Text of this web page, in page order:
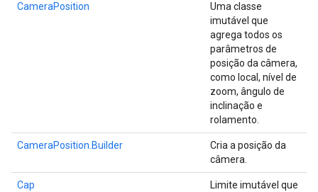
CameraPosition
Uma classe
imutável que
agrega todos os
parâmetros de
posição da câmera,
como local, nível de
zoom, ângulo de
inclinação e
rolamento.
CameraPosition.Builder
Cria a posição da
câmera.
Cap
Limite imutável que